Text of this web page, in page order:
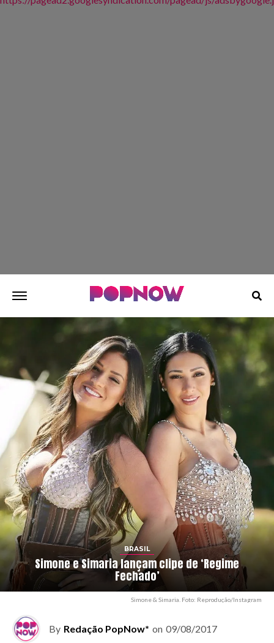
BRASIL
Simone e Simaria lançam clipe de ‘Regime
Fechado’
Simone & Simaria. Foto: Reprodução/Instagram
By Redação PopNow* on 09/08/2017